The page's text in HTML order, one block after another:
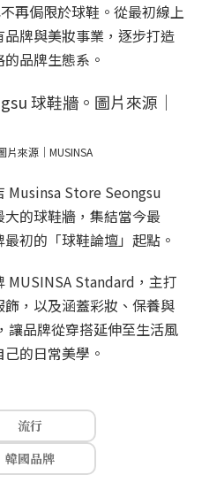
再侷限於球鞋。從最初線上
牌與美妝事業，逐步打造
品牌生態系。
片來源｜MUSINSA
Musinsa Store Seongsu
的球鞋牆，集結當今最
初的「球鞋論壇」起點。
MUSINSA Standard，主打
，以及涵蓋彩妝、保養與
讓品牌從穿搭延伸至生活風
的日常美學。
流行
韓國品牌